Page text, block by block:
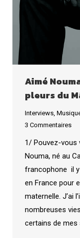
Aimé
pleurs du
Interviews,
3 Commentaires
1/ Pouvez-vous
Nouma, né au
francophone il y
en France pour
maternelle. J’ai
nombreuses
certains de mes